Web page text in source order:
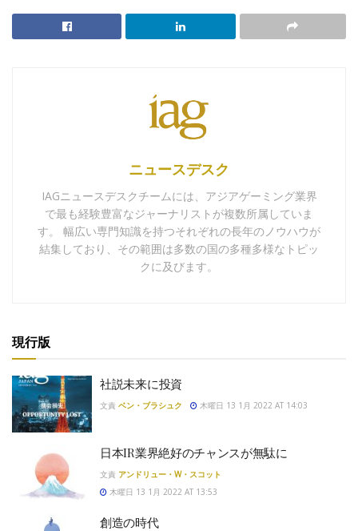
ニュースデスク
IAGニュースデスクチームには、アジアゲーミング業界
で最も経験豊富なジャーナリストが複数所属していま
す。 幅広い専門知識を持つそれぞれの長年のノウハウが
結集しており、その範囲は多数の国の多種多様なトピッ
クに及びます。
現行版
社説未来に投資
文責 ベン・ブラシュク 木曜日 13 1月 2022 AT 14:03
日本IR業界絶好のチャンスが無駄に
文責 アンドリュー・W・スコット
木曜日 13 1月 2022 AT 13:53
創造の時代